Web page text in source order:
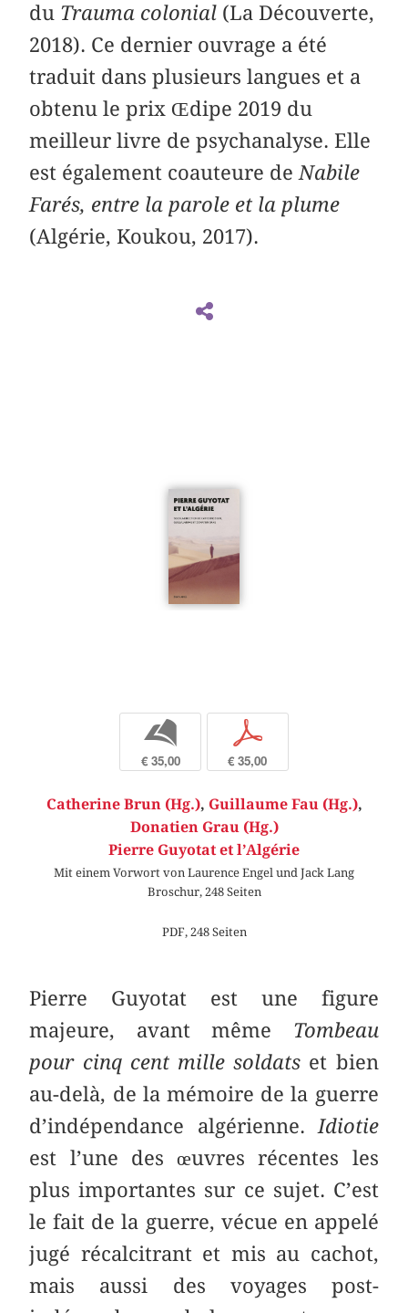
du Trauma colonial (La Découverte,
2018). Ce dernier ouvrage a été
traduit dans plusieurs langues et a
obtenu le prix Œdipe 2019 du
meilleur livre de psychanalyse. Elle
est également coauteure deNabile
Farés, entre la parole et la plume
(Algérie, Koukou, 2017).
b
€ 35,00
p
€ 35,00
Catherine Brun (Hg.), Guillaume Fau (Hg.),
Donatien Grau (Hg.)
Pierre Guyotat et l’Algérie
Mit einem Vorwort von Laurence Engel und Jack Lang
Broschur, 248 Seiten
PDF, 248 Seiten
Pierre Guyotat est une figure
majeure, avant même Tombeau
pour cinq cent mille soldats et bien
au-delà, de la mémoire de la guerre
d’indépendance algérienne. Idiotie
est l’une des œuvres récentes les
plus importantes sur ce sujet. C’est
le fait de la guerre, vécue en appelé
jugé récalcitrant et mis au cachot,
mais aussi des voyages post-